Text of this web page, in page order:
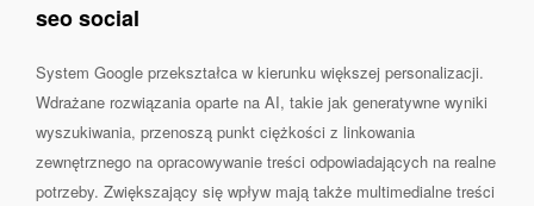
seo social
System Google przekształca w kierunku większej personalizacji.
Wdrażane rozwiązania oparte na AI, takie jak generatywne wyniki
wyszukiwania, przenoszą punkt ciężkości z linkowania
zewnętrznego na opracowywanie treści odpowiadających na realne
potrzeby. Zwiększający się wpływ mają także multimedialne treści